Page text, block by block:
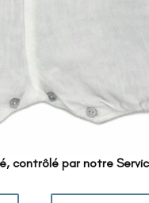
contrôlé par notre